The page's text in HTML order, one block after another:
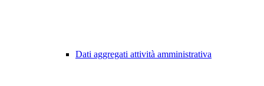
Dati aggregati attività amministrativa